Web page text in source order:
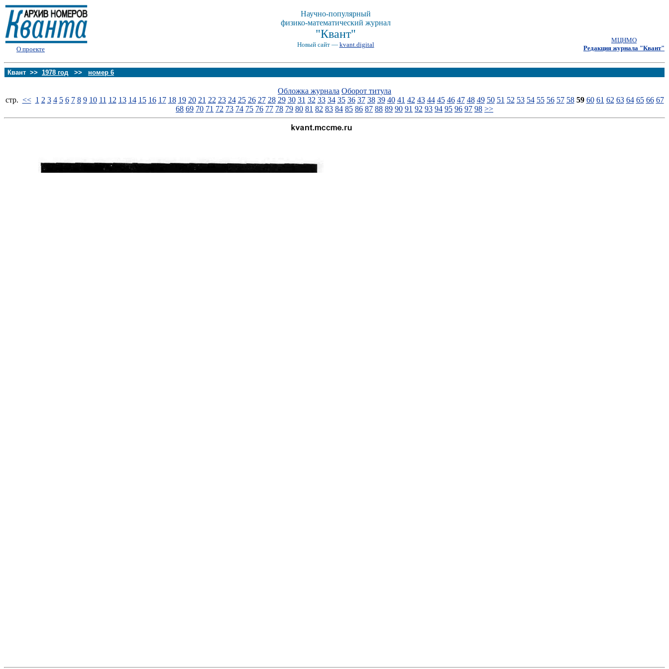
О проекте
Научно-популярный
физико-математический журнал
"Квант"
Новый сайт — kvant.digital
МЦНМО
Редакция журнала "Квант"
Квант >> 1978 год >> номер 6
Обложка журнала Оборот титула
стp. << 1 2 3 4 5 6 7 8 9 10 11 12 13 14 15 16 17 18 19 20 21 22 23 24 25 26 27 28 29 30 31 32 33 34 35 36 37 38 39 40 41 42 43 44 45 46 47 48 49 50 51 52 53 54 55 56 57 58 59 60 61 62 63 64 65 66 67
68 69 70 71 72 73 74 75 76 77 78 79 80 81 82 83 84 85 86 87 88 89 90 91 92 93 94 95 96 97 98 >>